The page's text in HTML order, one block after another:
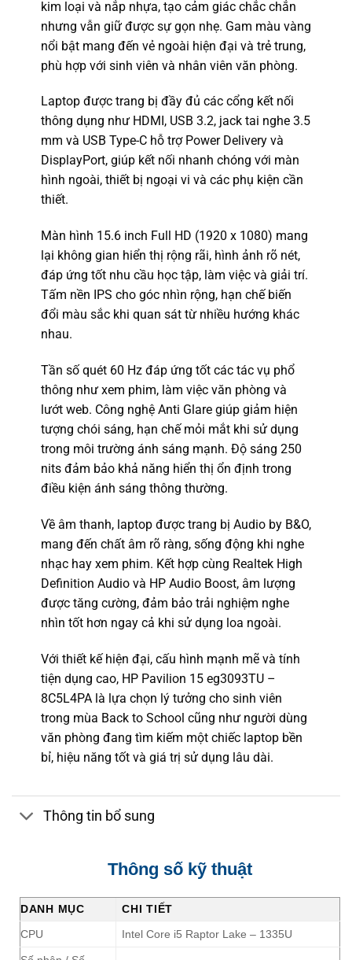
kim loại và nắp nhựa, tạo cảm giác chắc chắn
nhưng vẫn giữ được sự gọn nhẹ. Gam màu vàng
nổi bật mang đến vẻ ngoài hiện đại và trẻ trung,
phù hợp với sinh viên và nhân viên văn phòng.
Laptop được trang bị đầy đủ các cổng kết nối
thông dụng như HDMI, USB 3.2, jack tai nghe 3.5
mm và USB Type-C hỗ trợ Power Delivery và
DisplayPort, giúp kết nối nhanh chóng với màn
hình ngoài, thiết bị ngoại vi và các phụ kiện cần
thiết.
Màn hình 15.6 inch Full HD (1920 x 1080) mang
lại không gian hiển thị rộng rãi, hình ảnh rõ nét,
đáp ứng tốt nhu cầu học tập, làm việc và giải trí.
Tấm nền IPS cho góc nhìn rộng, hạn chế biến
đổi màu sắc khi quan sát từ nhiều hướng khác
nhau.
Tần số quét 60 Hz đáp ứng tốt các tác vụ phổ
thông như xem phim, làm việc văn phòng và
lướt web. Công nghệ Anti Glare giúp giảm hiện
tượng chói sáng, hạn chế mỏi mắt khi sử dụng
trong môi trường ánh sáng mạnh. Độ sáng 250
nits đảm bảo khả năng hiển thị ổn định trong
điều kiện ánh sáng thông thường.
Về âm thanh, laptop được trang bị Audio by B&O,
mang đến chất âm rõ ràng, sống động khi nghe
nhạc hay xem phim. Kết hợp cùng Realtek High
Definition Audio và HP Audio Boost, âm lượng
được tăng cường, đảm bảo trải nghiệm nghe
nhìn tốt hơn ngay cả khi sử dụng loa ngoài.
Với thiết kế hiện đại, cấu hình mạnh mẽ và tính
tiện dụng cao, HP Pavilion 15 eg3093TU –
8C5L4PA là lựa chọn lý tưởng cho sinh viên
trong mùa Back to School cũng như người dùng
văn phòng đang tìm kiếm một chiếc laptop bền
bỉ, hiệu năng tốt và giá trị sử dụng lâu dài.
Thông tin bổ sung
Thông số kỹ thuật
DANH MỤC
CHI TIẾT
CPU
Intel Core i5 Raptor Lake – 1335U